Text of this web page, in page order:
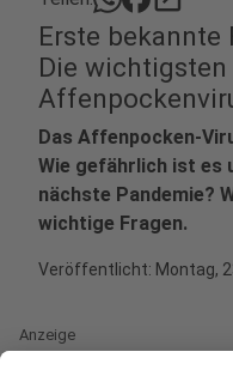
Erste bekannte
Die
Das Affenpocken-
Wie gefährlich ist es
nächste Pandemie?
wichtige Fragen.
Veröffentlicht: Montag,
Anzeige